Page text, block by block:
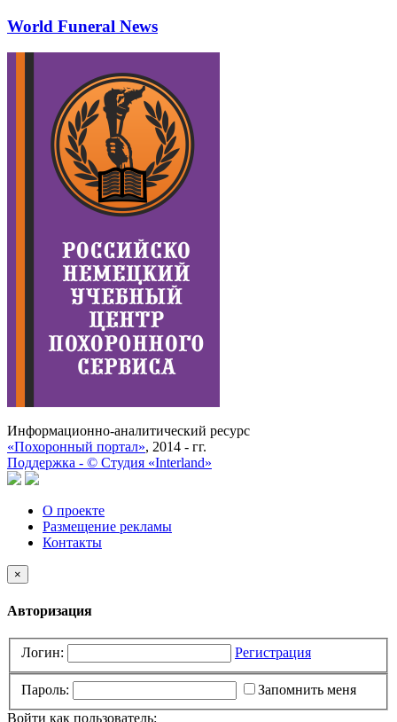
World Funeral News
Информационно-аналитический ресурс
«Похоронный портал», 2014 - гг.
Поддержка - © Cтудия «Interland»
О проекте
Размещение рекламы
Контакты
×
Авторизация
Логин: Регистрация
Пароль:
Запомнить меня
Войти как пользователь: